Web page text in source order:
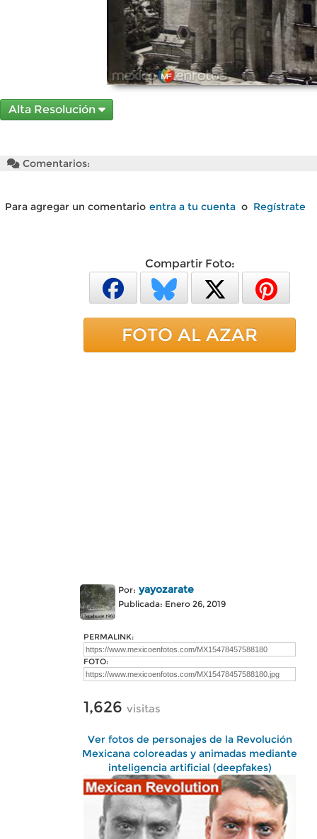
Alta Resolución
Comentarios:
Para agregar un comentario entra a tu cuenta o Regístrate
Compartir Foto:
FOTO AL AZAR
Por: yayozarate
Publicada: Enero 26, 2019
PERMALINK:
FOTO:
1,626 visitas
Ver fotos de personajes de la Revolución
Mexicana coloreadas y animadas mediante
inteligencia artificial (deepfakes)